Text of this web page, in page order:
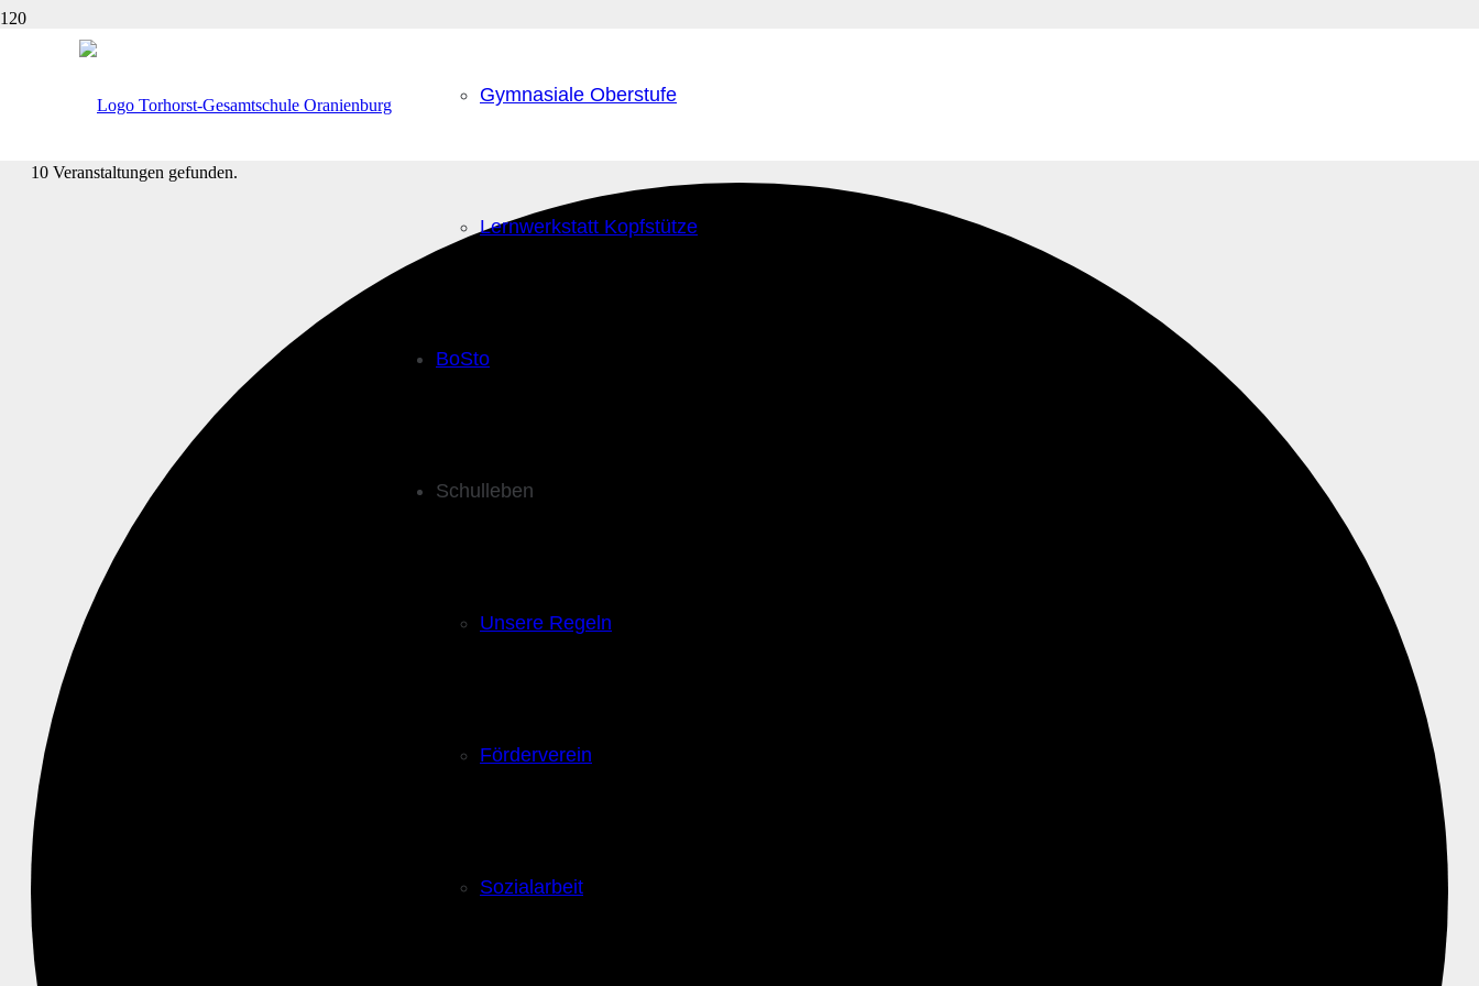
Gymnasiale Oberstufe
Lernwerkstatt Kopfstütze
BoSto
Schulleben
Unsere Regeln
Förderverein
Sozialarbeit
10 Veranstaltungen gefunden.